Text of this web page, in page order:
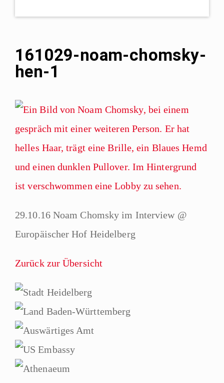
161029-noam-chomsky-
hen-1
29.10.16 Noam Chomsky im Interview @
Europäischer Hof Heidelberg
Zurück zur Übersicht